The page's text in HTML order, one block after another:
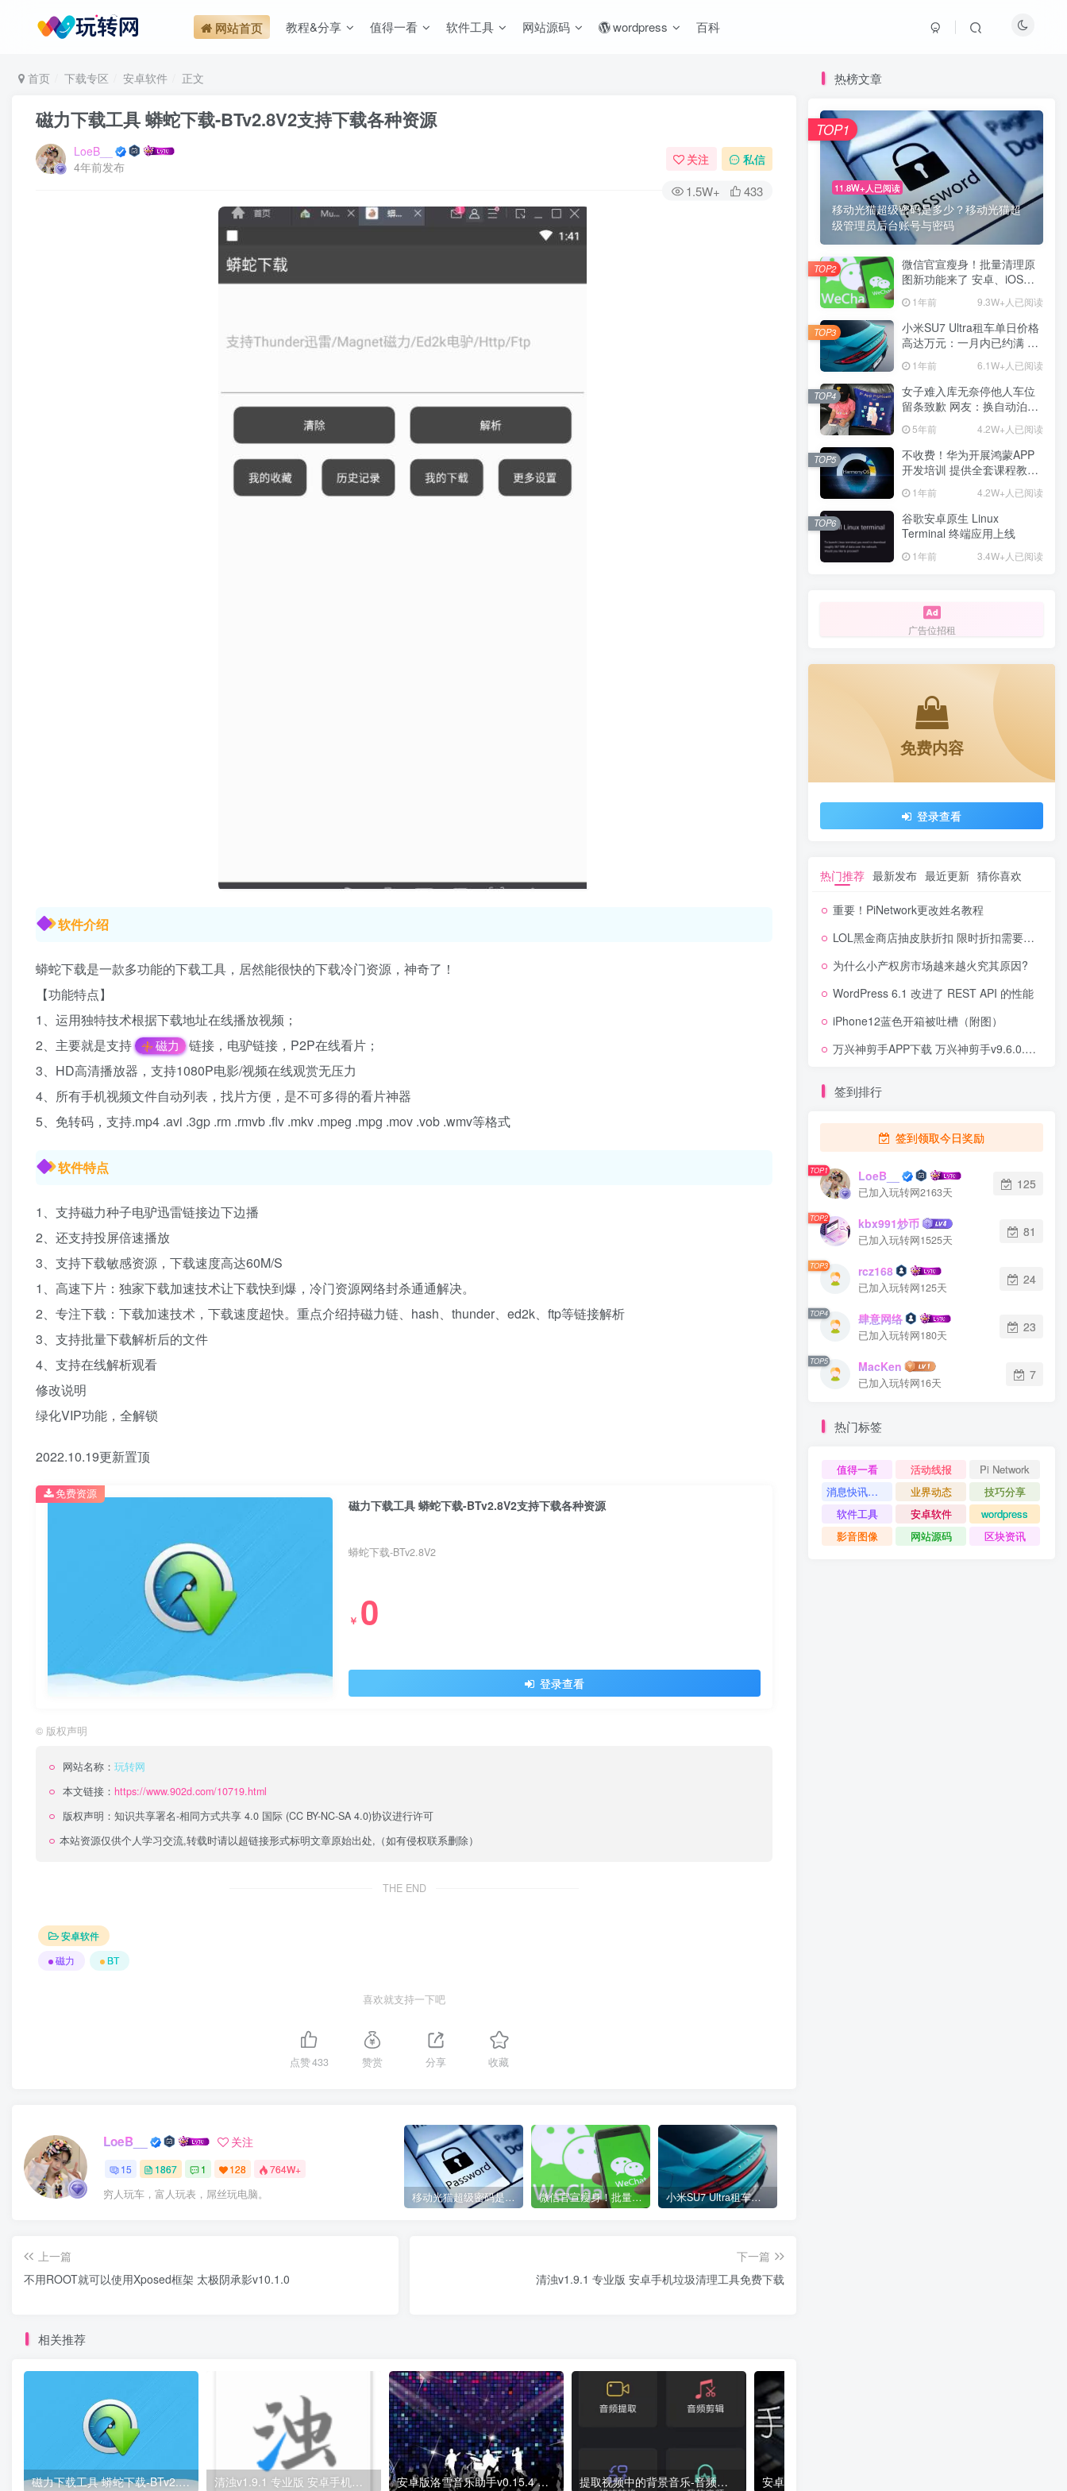
网站首页 教程&分享 值得一看 软件工具 网站源码 wordpress 百科
首页 下载专区 安卓软件 正文
磁力下载工具 蟒蛇下载-BTv2.8V2支持下载各种资源
LoeB__
4年前发布
关注 私信
1.5W+ 433
软件介绍
蟒蛇下载是一款多功能的下载工具，居然能很快的下载冷门资源，神奇了！
【功能特点】
1、运用独特技术根据下载地址在线播放视频；
2、主要就是支持
磁力
链接，电驴链接，P2P在线看片；
3、HD高清播放器，支持1080P电影/视频在线观赏无压力
4、所有手机视频文件自动列表，找片方便，是不可多得的看片神器
5、免转码，支持.mp4 .avi .3gp .rm .rmvb .flv .mkv .mpeg .mpg .mov .vob .wmv等格式
软件特点
1、支持磁力种子电驴迅雷链接边下边播
2、还支持投屏倍速播放
3、支持下载敏感资源，下载速度高达60M/S
1、高速下片：独家下载加速技术让下载快到爆，冷门资源网络封杀通通解决。
2、专注下载：下载加速技术，下载速度超快。重点介绍持磁力链、hash、thunder、ed2k、ftp等链接解析
3、支持批量下载解析后的文件
4、支持在线解析观看
修改说明
绿化VIP功能，全解锁
2022.10.19更新置顶
磁力下载工具 蟒蛇下载-BTv2.8V2支持下载各种资源
蟒蛇下载-BTv2.8V2
￥ 0
登录查看
免费资源
© 版权声明
网站名称： 玩转网
本文链接： https://www.902d.com/10719.html
版权声明： 知识共享署名-相同方式共享 4.0 国际 (CC BY-NC-SA 4.0)协议进行许可
本站资源仅供个人学习交流,转载时请以超链接形式标明文章原始出处,（如有侵权联系删除）
THE END
安卓软件
磁力
BT
喜欢就支持一下吧
点赞433 赞赏 分享 收藏
LoeB__ 关注
15 1867 1 128 764W+
穷人玩车，富人玩表，屌丝玩电脑。 移动光猫超级密码是多少？移动光猫超级管理员后台账号与密码 微信官宣瘦身！批量清理原图新功能来了 安卓、iOS均可使用 小米SU7 Ultra租车单日价格高达万元：一月内已约满 预计一年回本
上一篇
不用ROOT就可以使用Xposed框架 太极阴承影v10.1.0
下一篇
清浊v1.9.1 专业版 安卓手机垃圾清理工具免费下载
相关推荐
磁力下载工具 蟒蛇下载-BTv2.8V2支持下载各种资源 清浊v1.9.1 专业版 安卓手机垃圾清理工具免费下载 安卓版洛雪音乐助手v0.15.4 简洁VIP音乐 提取视频中的背景音乐-音频提取管家-专业的音频提取和音频剪辑软件
热榜文章
11.8W+人已阅读
移动光猫超级密码是多少？移动光猫超
级管理员后台账号与密码
TOP1
微信官宣瘦身！批量清理原
图新功能来了 安卓、iOS均
1年前 9.3W+人已阅读
TOP2
小米SU7 Ultra租车单日价格
高达万元：一月内已约满 预
1年前 6.1W+人已阅读
TOP3
女子难入库无奈停他人车位
留条致歉 网友：换自动泊车
5年前 4.2W+人已阅读
TOP4
不收费！华为开展鸿蒙APP
开发培训 提供全套课程教学
1年前 4.2W+人已阅读
TOP5
谷歌安卓原生 Linux
Terminal 终端应用上线
1年前 3.4W+人已阅读
TOP6
广告位招租
免费内容
登录查看
热门推荐 最新发布 最近更新 猜你喜欢
重要！PiNetwork更改姓名教程
LOL黑金商店抽皮肤折扣 限时折扣需要的上
为什么小产权房市场越来越火究其原因?
WordPress 6.1 改进了 REST API 的性能
iPhone12蓝色开箱被吐槽（附图）
万兴神剪手APP下载 万兴神剪手v9.6.0.18绿色版
签到排行
签到领取今日奖励
TOP1 LoeB__
已加入玩转网2163天
125
TOP2 kbx991炒币
已加入玩转网1525天
81
TOP3 rcz168
已加入玩转网125天
24
TOP4 肆意网络
已加入玩转网180天
23
TOP5 MacKen
已加入玩转网16天
7
热门标签
值得一看 活动线报
Pi Network
消息快讯查看更多 》》
业界动态
技巧分享
软件工具
安卓软件
wordpress
影音图像
网站源码 区块资讯